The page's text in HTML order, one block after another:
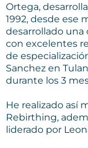
Ortega,
1992, desde ese
desarrollado
con excelentes
de
Sanchez en
durante los 3
He realizado así
Rebirthing,
liderado por